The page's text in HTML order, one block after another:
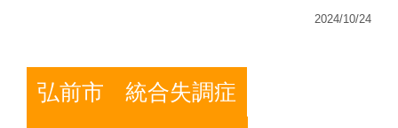
2024/10/24
弘前市
統合失調症